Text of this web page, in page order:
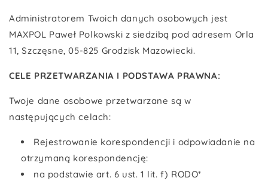
Administratorem Twoich danych osobowych jest
MAXPOL Paweł Polkowski z siedzibą pod adresem Orla
11, Szczęsne, 05-825 Grodzisk Mazowiecki.
CELE PRZETWARZANIA I PODSTAWA PRAWNA:
Twoje dane osobowe przetwarzane są w
następujących celach:
Rejestrowanie korespondencji i odpowiadanie na
otrzymaną korespondencję:
na podstawie art. 6 ust. 1 lit. f) RODO*